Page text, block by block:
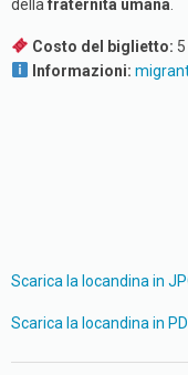
della fraternità umana
Costo del biglietto:
Informazioni:
Scarica la locandina in
Scarica la locandina in